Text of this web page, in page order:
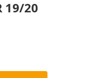
19/20